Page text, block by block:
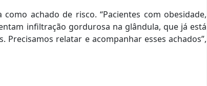
achado de risco. “Pacientes com obesidade,
infiltração gordurosa na glândula, que já está
relatar e acompanhar esses achados”,